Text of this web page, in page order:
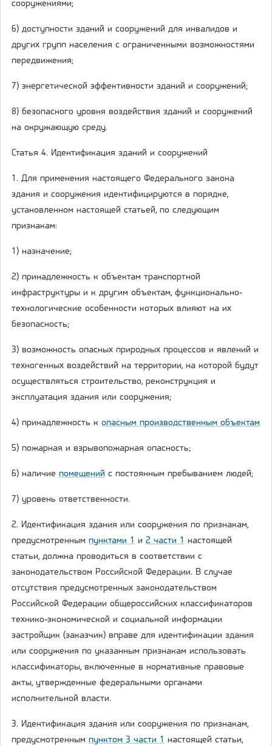
сооружениями;
6) доступности зданий и сооружений для инвалидов и
других групп населения с ограниченными возможностями
передвижения;
7) энергетической эффективности зданий и сооружений;
8) безопасного уровня воздействия зданий и сооружений
на окружающую среду.
Статья 4. Идентификация зданий и сооружений
1. Для применения настоящего Федерального закона
здания и сооружения идентифицируются в порядке,
установленном настоящей статьей, по следующим
признакам:
1) назначение;
2) принадлежность к объектам транспортной
инфраструктуры и к другим объектам, функционально-
технологические особенности которых влияют на их
безопасность;
3) возможность опасных природных процессов и явлений и
техногенных воздействий на территории, на которой будут
осуществляться строительство, реконструкция и
эксплуатация здания или сооружения;
4) принадлежность к опасным производственным объектам
5) пожарная и взрывопожарная опасность;
6) наличие помещений с постоянным пребыванием людей;
7) уровень ответственности.
2. Идентификация здания или сооружения по признакам,
предусмотренным пунктами 1 и 2 части 1 настоящей
статьи, должна проводиться в соответствии с
законодательством Российской Федерации. В случае
отсутствия предусмотренных законодательством
Российской Федерации общероссийских классификаторов
технико-экономической и социальной информации
застройщик (заказчик) вправе для идентификации здания
или сооружения по указанным признакам использовать
классификаторы, включенные в нормативные правовые
акты, утвержденные федеральными органами
исполнительной власти.
3. Идентификация здания или сооружения по признакам,
предусмотренным пунктом 3 части 1 настоящей статьи,